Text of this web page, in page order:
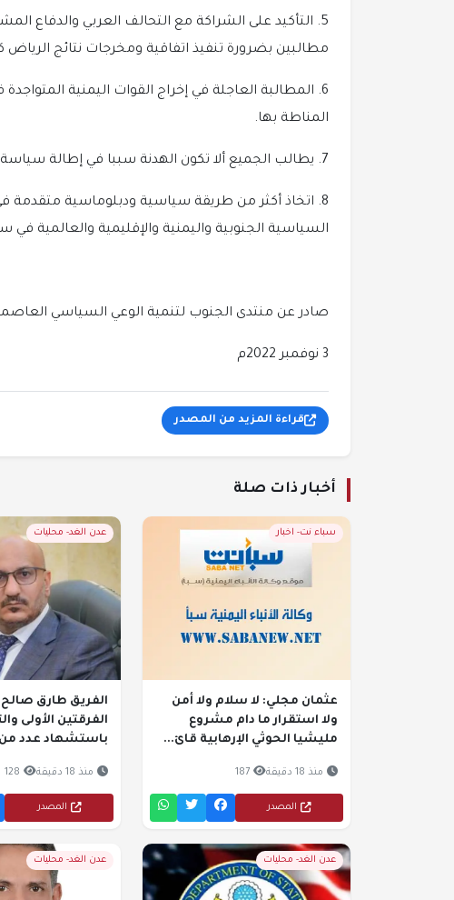
5. التأكيد على الشراكة مع التحالف العربي والدفاع
مطالبين بضرورة تنفيذ اتفاقية ومخرجات نتائج الرياض
6. المطالبة العاجلة في إخراج القوات اليمنية
المناطة بها.
7. يطالب الجميع ألا تكون الهدنة سببا في إطالة سياسة مزيد من المعاناة على شعب الجنوب.
8. اتخاذ أكثر من طريقة سياسية ودبلوماسية متقدمة
السياسية الجنوبية واليمنية والإقليمية
صادر عن منتدى الجنوب لتنمية الوعي السياسي
3 نوفمبر 2022م
قراءة المزيد من المصدر
أخبار ذات صلة
سباء نت- اخبار
عثمان مجلي: لا سلام ولا أمن
ولا استقرار ما دام مشروع
مليشيا الحوثي الإرهابية قائ...
منذ 18 دقيقة 187
المصدر
عدن الغد- محليات
الفريق طارق
الفرقتين الأولى
باستشهاد عدد من
منذ 18 دقيقة 128
المصدر
عدن الغد- محليات عدن الغد- محليات